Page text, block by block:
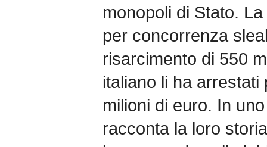
monopoli di Stato.
per concorrenza
risarcimento di 550
italiano li ha arrestati
milioni di euro. In
racconta la loro